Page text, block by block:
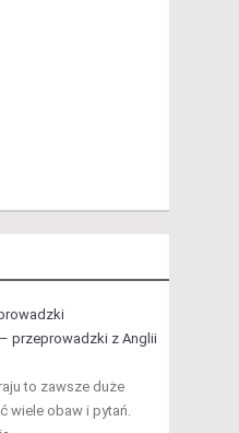
przeprowadzki z Anglii
to zawsze duże
wiele obaw i pytań.